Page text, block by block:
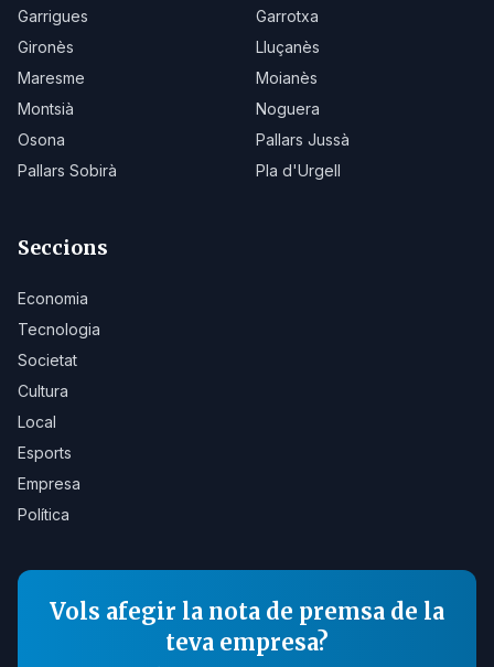
Garrigues
Garrotxa
Gironès
Lluçanès
Maresme
Moianès
Montsià
Noguera
Osona
Pallars Jussà
Pallars Sobirà
Pla d'Urgell
Seccions
Economia
Tecnologia
Societat
Cultura
Local
Esports
Empresa
Política
Vols afegir la nota de premsa de la
teva empresa?